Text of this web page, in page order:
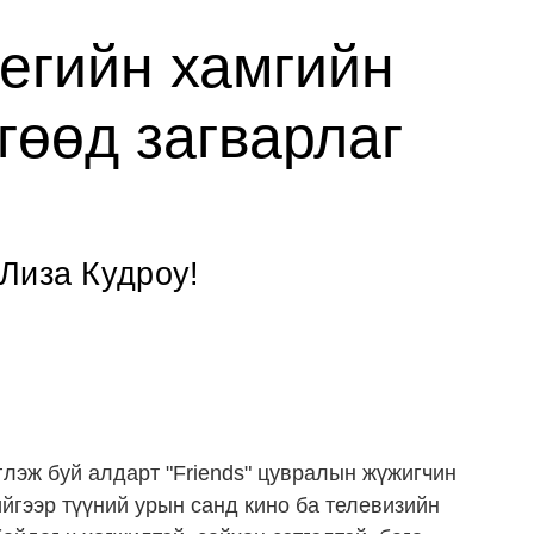
хамгийн
загварлаг
Кудроу!
буй алдарт "Friends" цувралын жүжигчин
түүний урын санд кино ба телевизийн